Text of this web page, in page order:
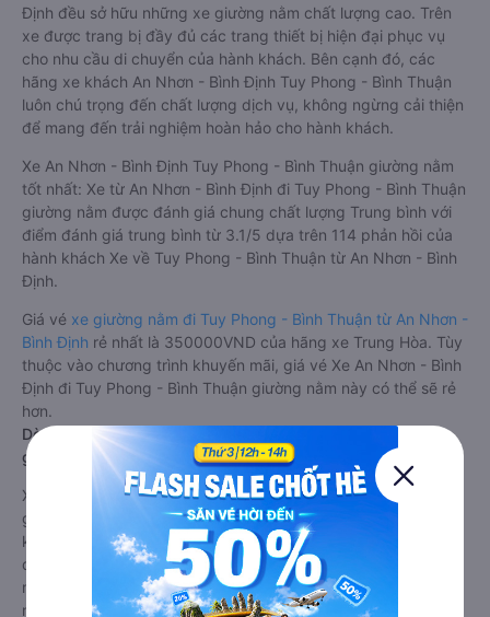
Định đều sở hữu những xe giường nằm chất lượng cao. Trên
xe được trang bị đầy đủ các trang thiết bị hiện đại phục vụ
cho nhu cầu di chuyển của hành khách. Bên cạnh đó, các
hãng xe khách An Nhơn - Bình Định Tuy Phong - Bình Thuận
luôn chú trọng đến chất lượng dịch vụ, không ngừng cải thiện
để mang đến trải nghiệm hoàn hảo cho hành khách.
Xe An Nhơn - Bình Định Tuy Phong - Bình Thuận giường nằm
tốt nhất: Xe từ An Nhơn - Bình Định đi Tuy Phong - Bình Thuận
giường nằm được đánh giá chung chất lượng Trung bình với
điểm đánh giá trung bình từ 3.1/5 dựa trên 114 phản hồi của
hành khách Xe về Tuy Phong - Bình Thuận từ An Nhơn - Bình
Định.
Giá vé xe giường nằm đi Tuy Phong - Bình Thuận từ An Nhơn -
Bình Định rẻ nhất là 350000VND của hãng xe Trung Hòa. Tùy
thuộc vào chương trình khuyến mãi, giá vé Xe An Nhơn - Bình
Định đi Tuy Phong - Bình Thuận giường nằm này có thể sẽ rẻ
hơn.
Dòng xe đi Tuy Phong - Bình Thuận từ An Nhơn - Bình Định
giường nằm đôi: Riêng tư, đầy đủ tiện nghi
Xe khách đi Tuy Phong - Bình Thuận từ An Nhơn - Bình Định
giường nằm đôi là loại xe đặc biệt. Với mỗi giường được thiết
kế như một phòng ngủ khách sạn sang trọng, hiện đại. Đây là
dòng xe giường nằm cho cặp đôi đi Tuy Phong - Bình Thuận
mới xuất hiện tại Việt Nam. Loại xe giường nằm đôi ra đời
nhằm đáp ứng yêu cầu ngày càng cao của khách hàng về